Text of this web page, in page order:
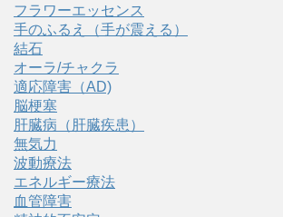
フラワーエッセンス
手のふるえ（手が震える）
結石
オーラ/チャクラ
適応障害（AD)
脳梗塞
肝臓病（肝臓疾患）
無気力
波動療法
エネルギー療法
血管障害